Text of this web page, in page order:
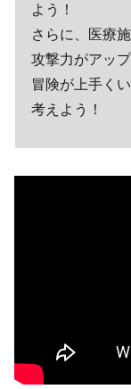
よう！
さらに、医療
攻撃力がアップ
冒険が上手く
考えよう！